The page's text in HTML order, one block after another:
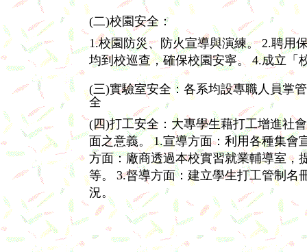
(二)校園安全：
1.校園防災、防火宣導與演練。 2.聘用
均到校巡查，確保校園安寧。 4.成立「
(三)實驗室安全：各系均設專職人員掌
全
(四)打工安全：大專學生藉打工增進社
面之意義。
1.宣導方面：利用各種集會
方面：廠商透過本校實習就業輔導室，
等。
3.督導方面：建立學生打工管制名
況。